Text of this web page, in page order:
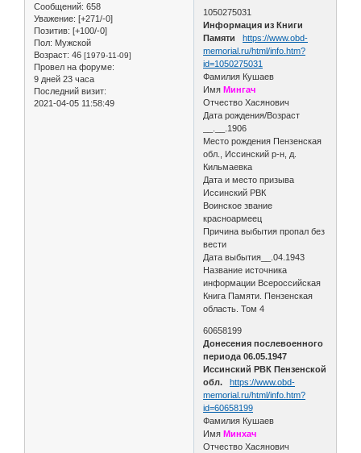
Сообщений: 658
Уважение: [+271/-0]
Позитив: [+100/-0]
Пол: Мужской
Возраст: 46 [1979-11-09]
Провел на форуме:
9 дней 23 часа
Последний визит:
2021-04-05 11:58:49
1050275031
Информация из Книги
Памяти
https://www.obd-
memorial.ru/html/info.htm?
id=1050275031
Фамилия Кушаев
ИмяМингач
Отчество Хасянович
Дата рождения/Возраст
__.__.1906
Место рождения Пензенская
обл., Иссинский р-н, д.
Кильмаевка
Дата и место призыва
Иссинский РВК
Воинское звание
красноармеец
Причина выбытия пропал без
вести
Дата выбытия__.04.1943
Название источника
информации Всероссийская
Книга Памяти. Пензенская
область. Том 4
60658199
Донесения послевоенного
периода 06.05.1947
Иссинский РВК Пензенской
обл.
https://www.obd-
memorial.ru/html/info.htm?
id=60658199
Фамилия Кушаев
ИмяМинхач
Отчество Хасянович